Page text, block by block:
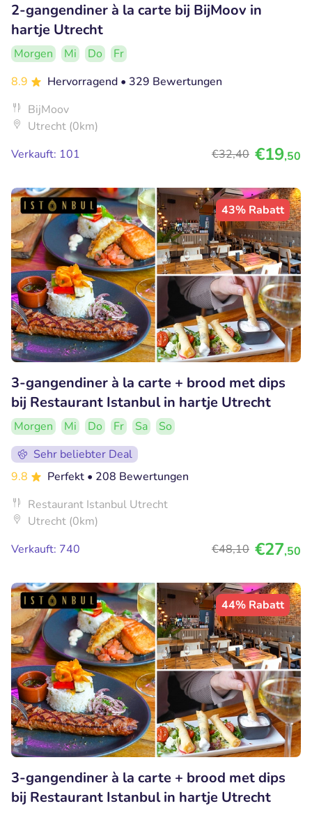
2-gangendiner à la carte bij BijMoov in
hartje Utrecht
Morgen Mi Do
Fr
8.9
Hervorragend • 329 Bewertungen
BijMoov
Utrecht (0km)
Verkauft: 101
€32,40 €19,50
43% Rabatt
3-gangendiner à la carte + brood met dips
bij Restaurant Istanbul in hartje Utrecht
Morgen Mi Do Fr Sa
So
Sehr beliebter Deal
9.8
Perfekt • 208 Bewertungen
Restaurant Istanbul Utrecht
Utrecht (0km)
Verkauft: 740
€48,10 €27,50
44% Rabatt
3-gangendiner à la carte + brood met dips
bij Restaurant Istanbul in hartje Utrecht